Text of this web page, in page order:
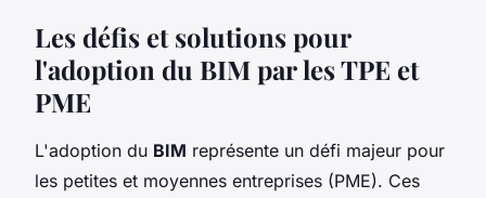
Les défis et solutions pour
l'adoption du BIM par les TPE et
PME
L'adoption du BIM représente un défi majeur pour
les petites et moyennes entreprises (PME). Ces